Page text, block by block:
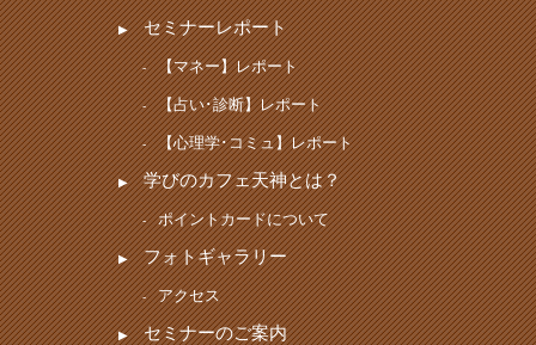
セミナーレポート
【マネー】レポート
【占い･診断】レポート
【心理学･コミュ】レポート
学びのカフェ天神とは？
ポイントカードについて
フォトギャラリー
アクセス
セミナーのご案内